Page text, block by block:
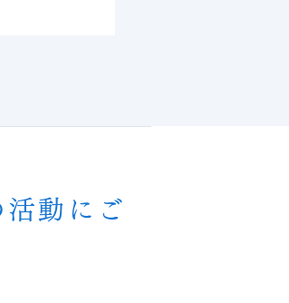
動にご